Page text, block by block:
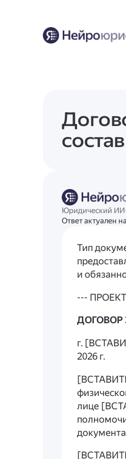
Юридический ИИ-
Ответ актуален
Тип
и
---
ДОГОВОР
г.
2026 г.
лице